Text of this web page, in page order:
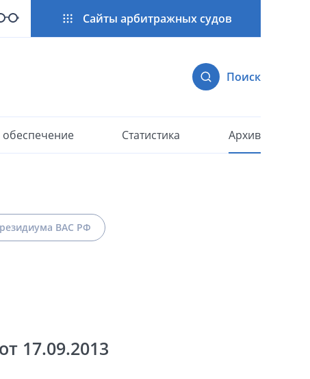
Сайты арбитражных судов
Поиск
Статистика Архив
ВАС РФ
17.09.2013